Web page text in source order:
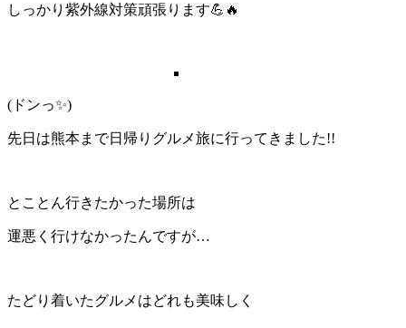
しっかり紫外線対策頑張ります💪🔥
(ドンっ✨)
先日は熊本まで日帰りグルメ旅に行ってきました!!
とことん行きたかった場所は
運悪く行けなかったんですが…
たどり着いたグルメはどれも美味しく